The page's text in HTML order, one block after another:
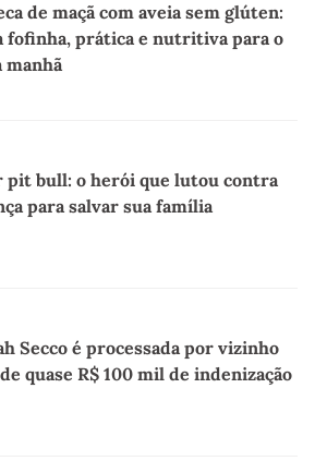
de maçã com aveia sem glúten:
fofinha, prática e nutritiva para o
manhã
pit bull: o herói que lutou contra
para salvar sua família
Secco é processada por vizinho
quase R$ 100 mil de indenização